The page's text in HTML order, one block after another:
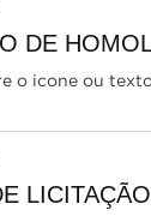
DE
o icone ou